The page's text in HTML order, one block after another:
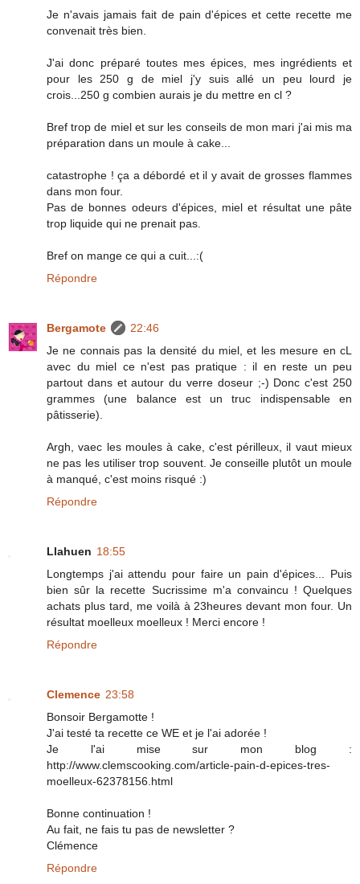
Je n'avais jamais fait de pain d'épices et cette recette me
convenait très bien.
J'ai donc préparé toutes mes épices, mes ingrédients et
pour les 250 g de miel j'y suis allé un peu lourd je
crois...250 g combien aurais je du mettre en cl ?
Bref trop de miel et sur les conseils de mon mari j'ai mis ma
préparation dans un moule à cake...
catastrophe ! ça a débordé et il y avait de grosses flammes
dans mon four.
Pas de bonnes odeurs d'épices, miel et résultat une pâte
trop liquide qui ne prenait pas.
Bref on mange ce qui a cuit...:(
Répondre
Bergamote
22:46
Je ne connais pas la densité du miel, et les mesure en cL
avec du miel ce n'est pas pratique : il en reste un peu
partout dans et autour du verre doseur ;-) Donc c'est 250
grammes (une balance est un truc indispensable en
pâtisserie).
Argh, vaec les moules à cake, c'est périlleux, il vaut mieux
ne pas les utiliser trop souvent. Je conseille plutôt un moule
à manqué, c'est moins risqué :)
Répondre
Llahuen 18:55
Longtemps j'ai attendu pour faire un pain d'épices... Puis
bien sûr la recette Sucrissime m'a convaincu ! Quelques
achats plus tard, me voilà à 23heures devant mon four. Un
résultat moelleux moelleux ! Merci encore !
Répondre
Clemence 23:58
Bonsoir Bergamotte !
J'ai testé ta recette ce WE et je l'ai adorée !
Je l'ai mise sur mon blog :
http://www.clemscooking.com/article-pain-d-epices-tres-
moelleux-62378156.html
Bonne continuation !
Au fait, ne fais tu pas de newsletter ?
Clémence
Répondre